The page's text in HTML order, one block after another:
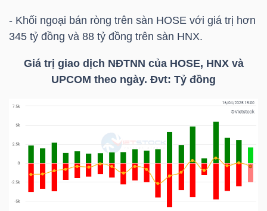
- Khối ngoại bán ròng trên sàn HOSE với giá trị hơn
345 tỷ đồng và 88 tỷ đồng trên sàn HNX.
Giá trị giao dịch NĐTNN của HOSE, HNXvà
UPCOM theo ngày. Đvt: Tỷ đồng
THẾ
GIỚI
TÀI